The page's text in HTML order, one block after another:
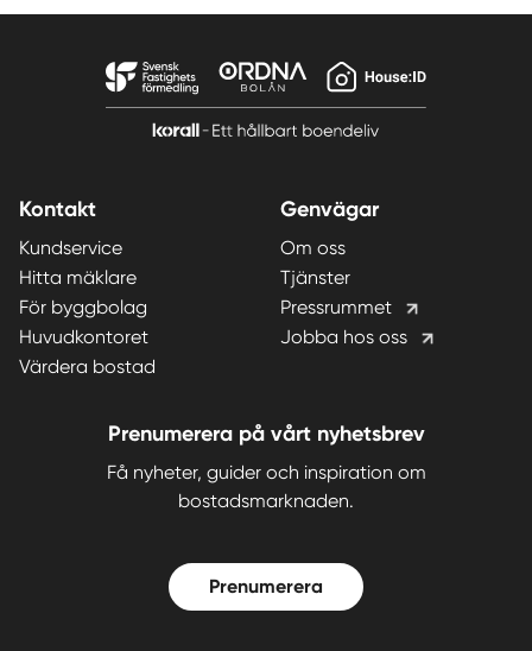
Kontakt
Kundservice
Hitta mäklare
För byggbolag
Huvudkontoret
Värdera bostad
Genvägar
Om oss
Tjänster
Pressrummet
Jobba hos oss
Prenumerera på vårt nyhetsbrev
Få nyheter, guider och inspiration om
bostadsmarknaden.
Prenumerera